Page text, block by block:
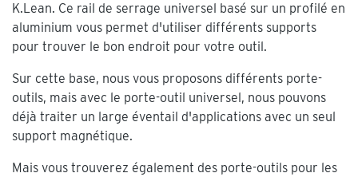
K.Lean. Ce rail de serrage universel basé sur un profilé en
aluminium vous permet d'utiliser différents supports
pour trouver le bon endroit pour votre outil.
Sur cette base, nous vous proposons différents porte-
outils, mais avec le porte-outil universel, nous pouvons
déjà traiter un large éventail d'applications avec un seul
support magnétique.
Mais vous trouverez également des porte-outils pour les